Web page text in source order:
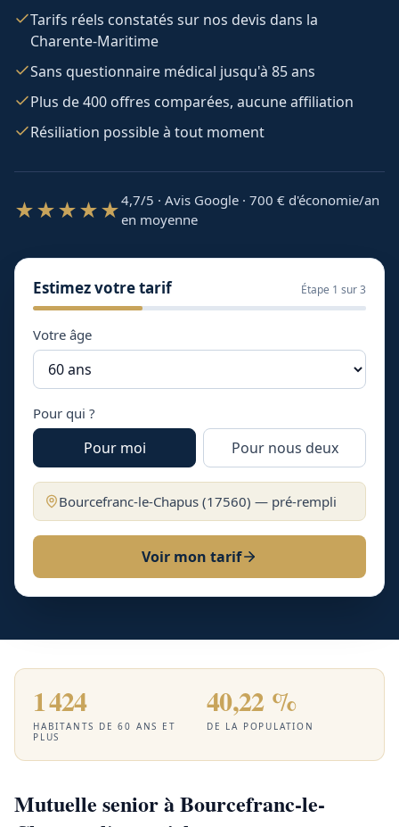
Tarifs réels constatés sur nos devis dans la
Charente-Maritime
Sans questionnaire médical jusqu'à 85 ans
Plus de 400 offres comparées, aucune affiliation
Résiliation possible à tout moment
★★★★★4,7/5 · Avis Google · 700 € d'économie/an
en moyenne
Estimez votre tarif Étape 1 sur 3
Votre âge
Pour qui ?
Pour moi Pour nous deux
Bourcefranc-le-Chapus (17560) — pré-rempli
Voir mon tarif
1 424
HABITANTS DE 60 ANS ET
PLUS
40,22 %
DE LA POPULATION
Mutuelle senior à Bourcefranc-le-